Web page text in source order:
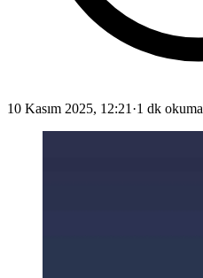
10 Kasım 2025, 12:21 ·1 dk okuma